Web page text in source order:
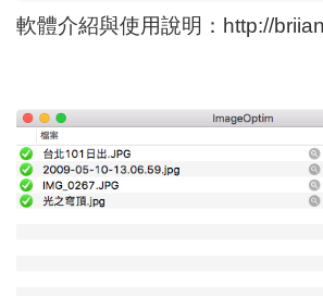
軟體介紹與使用說明： http://